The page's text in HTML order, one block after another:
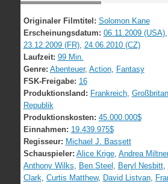
Originaler Filmtitel: Solomon Kane
Erscheinungsdatum: 06.11.2009 (USA),
23.12.2009 (FR), 24.06.2010 (CZ)
Laufzeit: 99 Min.
Genre: Abenteuer, Action, Fantasy
FSK-Freigabe: 16
Produktionsland: Frankreich,
Republik
Produktionskosten: 45.000.000$
Einnahmen: 19.439.975$
Regisseur: Michael J. Bassett
Schauspieler: Alice Krige, Andrea Miltner
Anthony Wilks, Ben Steel , Beryl Nesbitt,
Clark, Curtis Matthew, David Listvan,